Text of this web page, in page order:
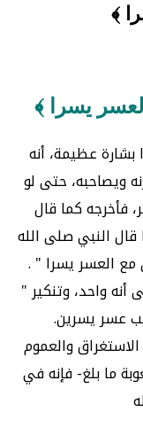
﴾
يسرا ﴾
عظيمة، أنه
ويصاحبه، حتى لو
فأخرجه كما قال
النبي صلى الله
مع العسر يسرا " .
واحد، وتنكير "
عسر يسرين.
والعموم
ما بلغ- فإنه في